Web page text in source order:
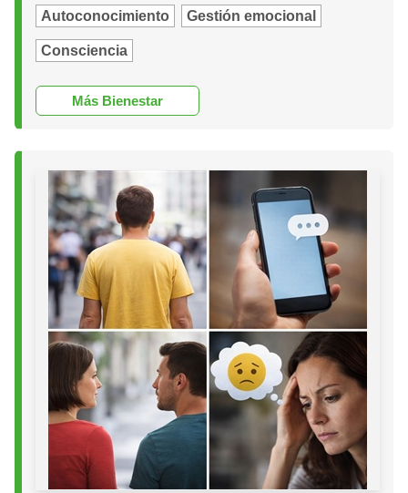
Autoconocimiento Gestión emocional
Consciencia
Más Bienestar